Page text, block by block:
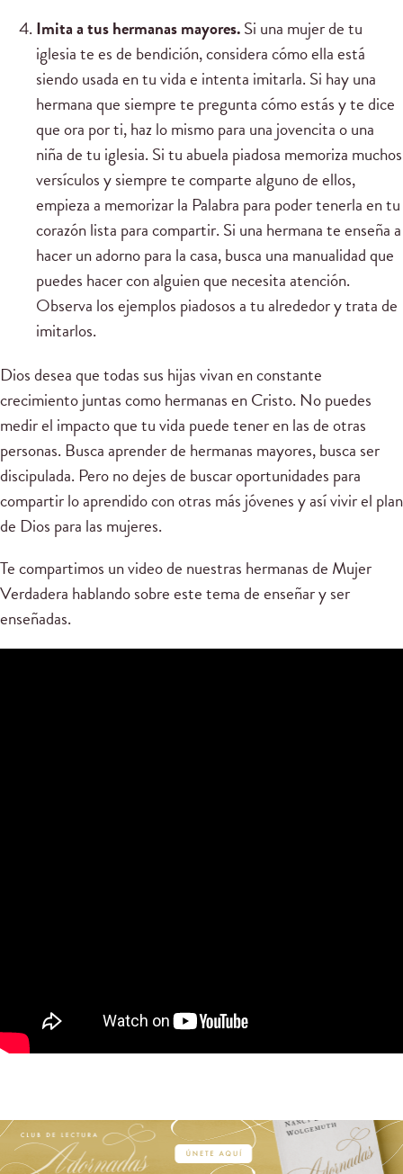
Imita a tus hermanas mayores.Si una mujer de tu
iglesia te es de bendición, considera cómo ella está
siendo usada en tu vida e intenta imitarla. Si hay una
hermana que siempre te pregunta cómo estás y te dice
que ora por ti, haz lo mismo para una jovencita o una
niña de tu iglesia. Si tu abuela piadosa memoriza muchos
versículos y siempre te comparte alguno de ellos,
empieza a memorizar la Palabra para poder tenerla en tu
corazón lista para compartir. Si una hermana te enseña a
hacer un adorno para la casa, busca una manualidad que
puedes hacer con alguien que necesita atención.
Observa los ejemplos piadosos a tu alrededor y trata de
imitarlos.
Dios desea que todas sus hijas vivan en constante
crecimiento juntas como hermanas en Cristo. No puedes
medir el impacto que tu vida puede tener en las de otras
personas. Busca aprender de hermanas mayores, busca ser
discipulada. Pero no dejes de buscar oportunidades para
compartir lo aprendido con otras más jóvenes y así vivir el plan
de Dios para las mujeres.
Te compartimos un video de nuestras hermanas de Mujer
Verdadera hablando sobre este tema de enseñar y ser
enseñadas.